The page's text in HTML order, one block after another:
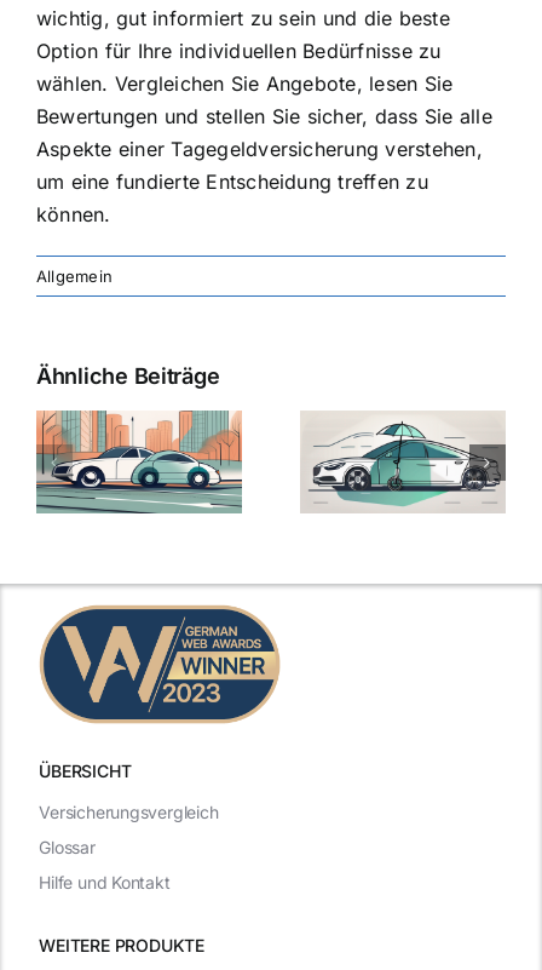
wichtig, gut informiert zu sein und die beste
Option für Ihre individuellen Bedürfnisse zu
wählen. Vergleichen Sie Angebote, lesen Sie
Bewertungen und stellen Sie sicher, dass Sie alle
Aspekte einer Tagegeldversicherung verstehen,
um eine fundierte Entscheidung treffen zu
können.
Allgemein
Ähnliche Beiträge
ÜBERSICHT
WEITERE PRODUKTE
Versicherungsvergleich
Glossar
Hilfe und Kontakt